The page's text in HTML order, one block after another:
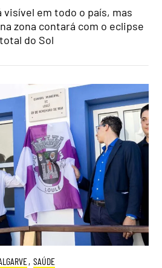
visível em todo o país, mas
zona contará com o eclipse
total do Sol
, SAÚDE